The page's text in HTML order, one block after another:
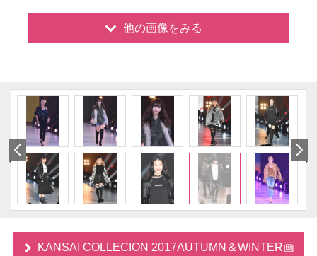
他の画像をみる
KANSAI COLLECION 2017AUTUMN＆WINTER画